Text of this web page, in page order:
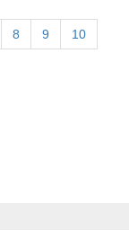
8 9 10